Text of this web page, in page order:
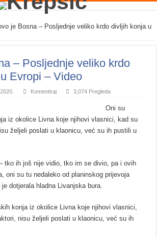
ovo je Bosna – Posljednje veliko krdo divljih konja u
– Posljednje veliko krdo
Evropi – Video
Komentiraj 3,074 Pregleda
Oni su
iz okolice Livna koje njihovi vlasnici, kad su
željeli poslati u klaonicu, već su ih pustili u
tko ih još nije vidio, tko im se divio, pa i ovih
oni su tu nedaleko od planinskog prijevoja
dotjerala hladna Livanjska bura.
konja iz okolice Livna koje njihovi vlasnici,
nisu željeli poslati u klaonicu, već su ih